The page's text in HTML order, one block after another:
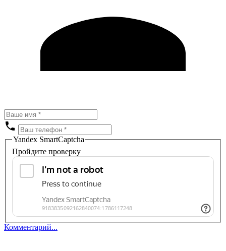
Yandex SmartCaptcha
Пройдите проверку
Комментарий...